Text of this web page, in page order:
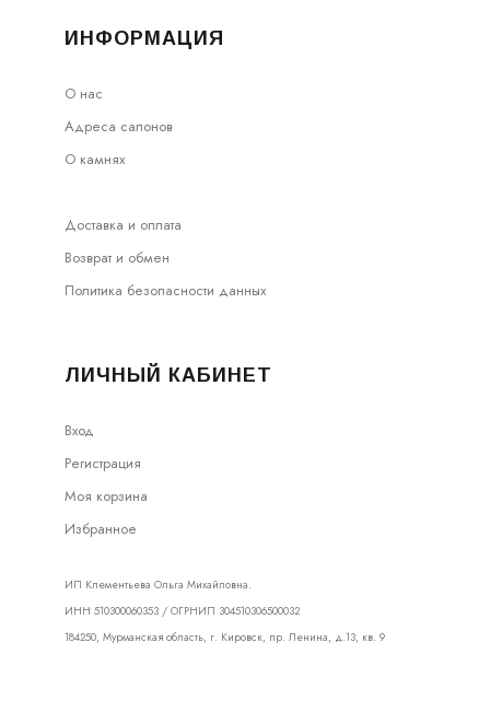
ИНФОРМАЦИЯ
О нас
Адреса салонов
О камнях
Доставка и оплата
Возврат и обмен
Политика безопасности данных
ЛИЧНЫЙ КАБИНЕТ
Вход
Регистрация
Моя корзина
Избранное
ИП Клементьева Ольга Михайловна.
ИНН 510300060353 / ОГРНИП 304510306500032
184250, Мурманская область, г. Кировск, пр. Ленина, д.13, кв. 9